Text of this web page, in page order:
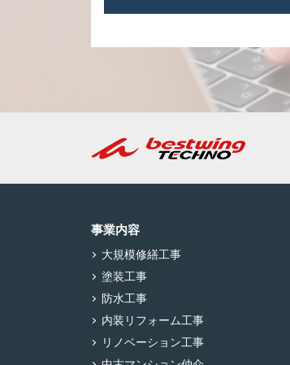
事業内容
大規模修繕工事
塗装工事
防水工事
内装リフォーム工事
リノベーション工事